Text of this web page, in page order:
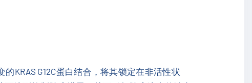
KRAS G12C蛋白结合，将其锁定在非活性状